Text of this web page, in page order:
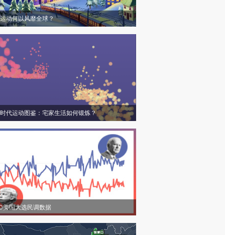
动何以风靡全球？
代运动图鉴：宅家生活如何锻炼？
美国大选民调数据